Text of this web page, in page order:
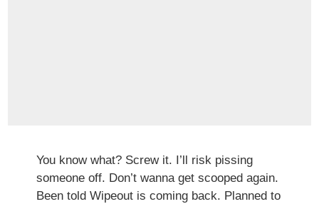
You know what? Screw it. I’ll risk pissing
someone off. Don’t wanna get scooped again.
Been told Wipeout is coming back. Planned to